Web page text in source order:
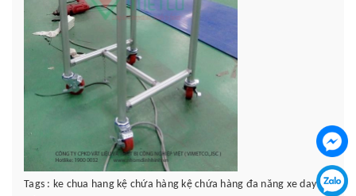
Tags : ke chua hang kệ chứa hàng kệ chứa hàng đa năng xe day xe